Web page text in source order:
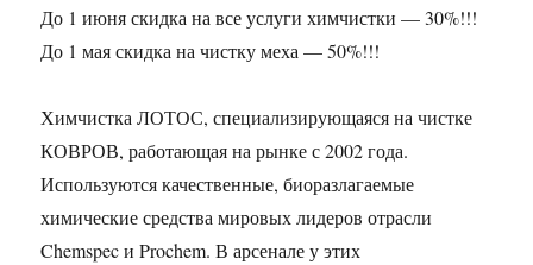
До 1 июня скидка на все услуги химчистки — 30%!!!
До 1 мая скидка на чистку меха — 50%!!!
Химчистка ЛОТОС, специализирующаяся на чистке
КОВРОВ, работающая на рынке с 2002 года.
Используются качественные, биоразлагаемые
химические средства мировых лидеров отрасли
Chemspec и Prochem. В арсенале у этих